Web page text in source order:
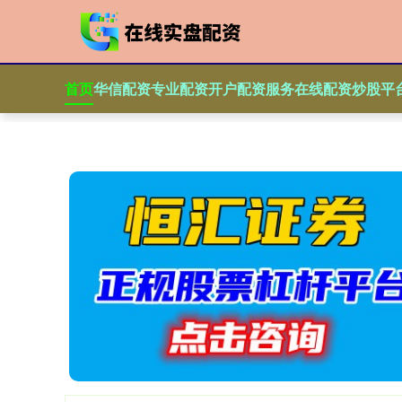
首页华信配资专业配资开户配资服务在线配资炒股平